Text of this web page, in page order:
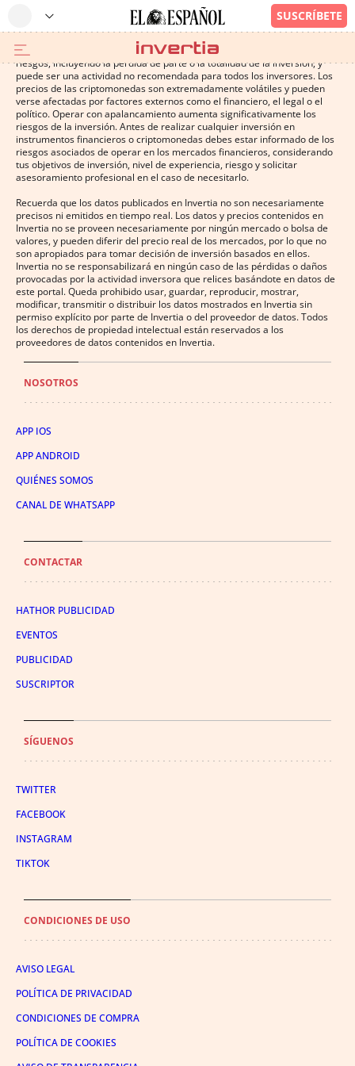
Operar con instrumentos financieros o criptomonedas conlleva altos
riesgos, incluyendo la pérdida de parte o la totalidad de la inversión, y
puede ser una actividad no recomendada para todos los inversores. Los
precios de las criptomonedas son extremadamente volátiles y pueden
verse afectadas por factores externos como el financiero, el legal o el
político. Operar con apalancamiento aumenta significativamente los
riesgos de la inversión. Antes de realizar cualquier inversión en
instrumentos financieros o criptomonedas debes estar informado de los
riesgos asociados de operar en los mercados financieros, considerando
tus objetivos de inversión, nivel de experiencia, riesgo y solicitar
asesoramiento profesional en el caso de necesitarlo.
Recuerda que los datos publicados en Invertia no son necesariamente
precisos ni emitidos en tiempo real. Los datos y precios contenidos en
Invertia no se proveen necesariamente por ningún mercado o bolsa de
valores, y pueden diferir del precio real de los mercados, por lo que no
son apropiados para tomar decisión de inversión basados en ellos.
Invertia no se responsabilizará en ningún caso de las pérdidas o daños
provocadas por la actividad inversora que relices basándote en datos de
este portal. Queda prohibido usar, guardar, reproducir, mostrar,
modificar, transmitir o distribuir los datos mostrados en Invertia sin
permiso explícito por parte de Invertia o del proveedor de datos. Todos
los derechos de propiedad intelectual están reservados a los
proveedores de datos contenidos en Invertia.
NOSOTROS
APP IOS
APP ANDROID
QUIÉNES SOMOS
CANAL DE WHATSAPP
CONTACTAR
HATHOR PUBLICIDAD
EVENTOS
PUBLICIDAD
SUSCRIPTOR
SÍGUENOS
TWITTER
FACEBOOK
INSTAGRAM
TIKTOK
CONDICIONES DE USO
AVISO LEGAL
POLÍTICA DE PRIVACIDAD
CONDICIONES DE COMPRA
POLÍTICA DE COOKIES